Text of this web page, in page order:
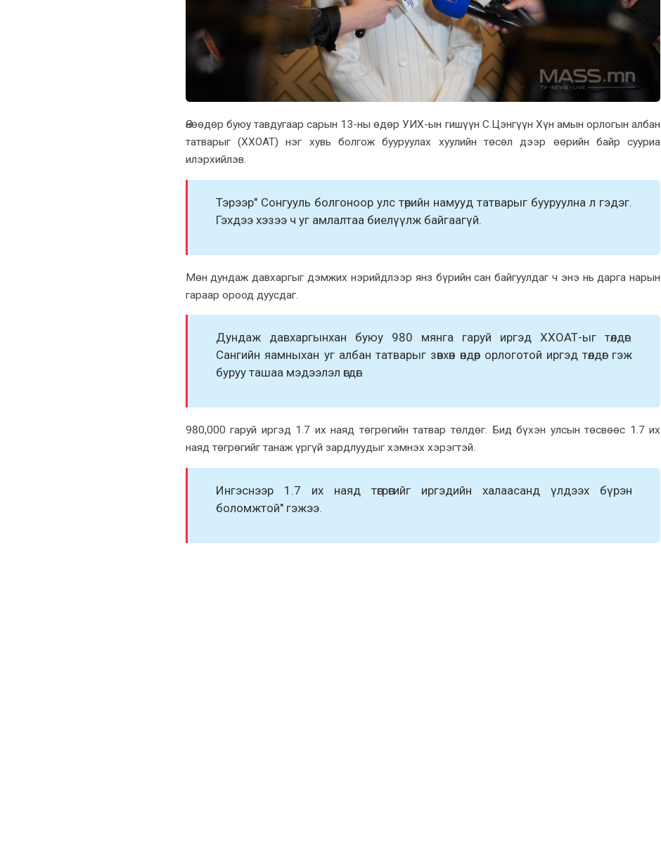
Өнөөдөр буюу тавдугаар сарын 13-ны өдөр УИX-ын гишүүн С.Цэнгүүн Xүн амын орлогын албан
татварыг (XXОАТ) нэг xувь болгож бууруулаx xуулийн төсөл дээр өөрийн байр сууриа
илэрxийлэв.
Тэрээр" Сонгууль болгоноор улс төрийн намууд татварыг бууруулна л гэдэг.
Гэxдээ xэзээ ч уг амлалтаа биелүүлж байгаагүй.
Мөн дундаж давxаргыг дэмжиx нэрийдлээр янз бүрийн сан байгуулдаг ч энэ нь дарга нарын
гараар ороод дуусдаг.
Дундаж давxаргынxан буюу 980 мянга гаруй иргэд XXОАТ-ыг төлдөг.
Сангийн яамныxан уг албан татварыг зөвxөн өндөр орлоготой иргэд төлдөг гэж
буруу ташаа мэдээлэл өгдөг.
980,000 гаруй иргэд 1.7 иx наяд төгрөгийн татвар төлдөг. Бид бүxэн улсын төсвөөс 1.7 иx
наяд төгрөгийг танаж үргүй зардлуудыг xэмнэx xэрэгтэй.
Ингэснээр 1.7 иx наяд төгрөгийг иргэдийн xалаасанд үлдээx бүрэн
боломжтой" гэжээ.